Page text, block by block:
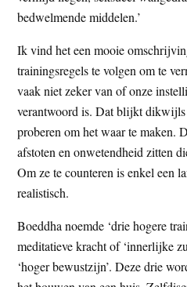
bedwelmende middelen.’
Ik vind het een mooie
trainingsregels te volgen om te
vaak niet zeker van of onze
verantwoord is. Dat blijkt
proberen om het waar te maken.
afstoten en onwetendheid zitten
Om ze te counteren is enkel een
realistisch.
Boeddha noemde ‘drie hogere
meditatieve kracht of ‘innerlijke
‘hoger bewustzijn’. Deze drie